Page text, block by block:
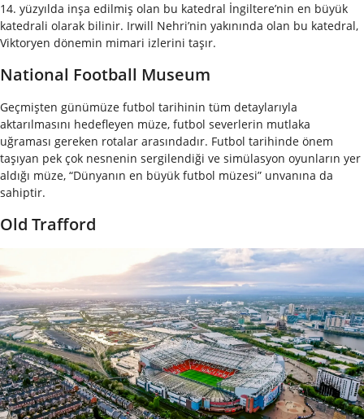
14. yüzyılda inşa edilmiş olan bu katedral İngiltere’nin en büyük
katedrali olarak bilinir. Irwill Nehri’nin yakınında olan bu katedral,
Viktoryen dönemin mimari izlerini taşır.
National Football Museum
Geçmişten günümüze futbol tarihinin tüm detaylarıyla
aktarılmasını hedefleyen müze, futbol severlerin mutlaka
uğraması gereken rotalar arasındadır. Futbol tarihinde önem
taşıyan pek çok nesnenin sergilendiği ve simülasyon oyunların yer
aldığı müze, “Dünyanın en büyük futbol müzesi” unvanına da
sahiptir.
Old Trafford